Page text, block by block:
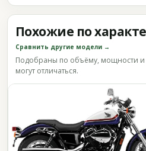
Похожие по
Сравнить другие модели →
Подобраны по объёму, мощности и
могут отличаться.